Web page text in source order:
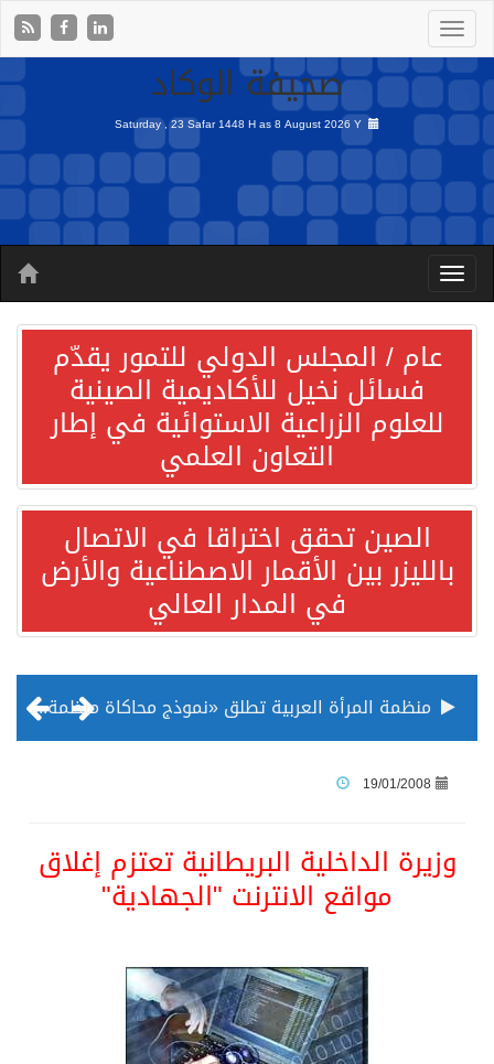
صحيفة الوكاد
Saturday , 23 Safar 1448 H as8 August 2026 Y
عام / المجلس الدولي للتمور يقدّم
فسائل نخيل للأكاديمية الصينية
للعلوم الزراعية الاستوائية في إطار
التعاون العلمي
الصين تحقق اختراقا في الاتصال
بالليزر بين الأقمار الاصطناعية والأرض
في المدار العالي
منظمة المرأة العربية تطلق «نموذج محاكاة منظمة المرأة العربية للشباب» بمشاركة 10 دول عربية..غدًا
19/01/2008
وزيرة الداخلية البريطانية تعتزم إغلاق
مواقع الانترنت "الجهادية"